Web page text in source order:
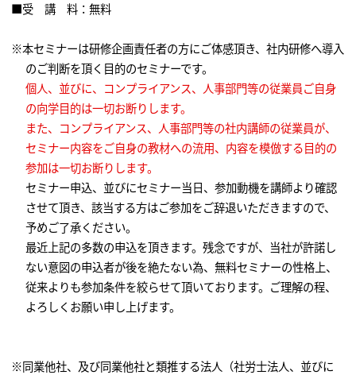
ニッポン放送「ゴットアフタヌーンアッコのいいかげんに1000
弊社が調査した「第２回ハラスメントグレーゾーンに関する調査
結果」紹介
サンケイスポーツ、スポーツ報知（2020年6月26日）
結果」掲載
産経ニュース、産経新聞夕刊 一面 （大阪本社発行分）（2020年
5月21日）
「「テレワーク」問い合わせ１００倍 公私線引き難しく」代表
藤山晴久のコメント掲載
PHP THE21 Online（2020年4月20日）
「テレワークの今こそ、部下との信頼関係を
■受 講 料：無料
※本セミナーは研修企画責任者の方にご体感頂き、社内研修へ導入
のご判断を頂く目的のセミナーです。
個人、並びに、コンプライアンス、人事部門等の従業員ご自身
の向学目的は一切お断りします。
また、コンプライアンス、人事部門等の社内講師の従業員が、
セミナー内容をご自身の教材への流用、内容を模倣する目的の
参加は一切お断りします。
セミナー申込、並びにセミナー当日、参加動機を講師より確認
させて頂き、該当する方はご参加をご辞退いただきますので、
予めご了承ください。
最近上記の多数の申込を頂きます。残念ですが、当社が許諾し
ない意図の申込者が後を絶たない為、無料セミナーの性格上、
従来よりも参加条件を絞らせて頂いております。ご理解の程、
よろしくお願い申し上げます。
※同業他社、及び同業他社と類推する法人（社労士法人、並びに